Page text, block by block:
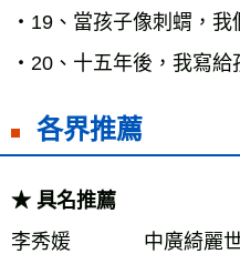
・19、當孩子像刺蝟，
各界推薦
★ 具名推薦
李秀媛		中廣綺麗世界主持人